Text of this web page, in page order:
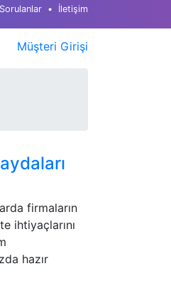
İletişim
Müşteri Girişi
firmaların
ihtiyaçlarını
hazır